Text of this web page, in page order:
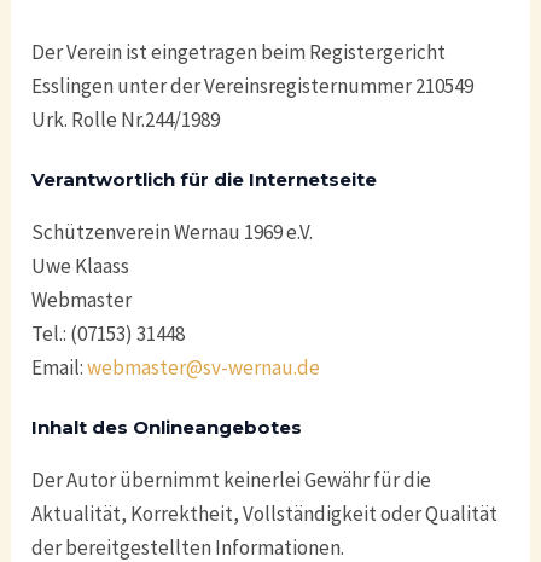
Der Verein ist eingetragen beim Registergericht
Esslingen unter der Vereinsregisternummer 210549
Urk. Rolle Nr.244/1989
Verantwortlich für die Internetseite
Schützenverein Wernau 1969 e.V.
Uwe Klaass
Webmaster
Tel.: (07153) 31448
Email:webmaster@sv-wernau.de
Inhalt des Onlineangebotes
Der Autor übernimmt keinerlei Gewähr für die
Aktualität, Korrektheit, Vollständigkeit oder Qualität
der bereitgestellten Informationen.